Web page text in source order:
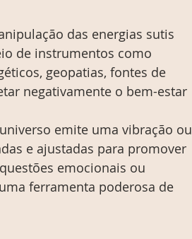
das energias sutis
de instrumentos como
geopatias, fontes de
negativamente o bem-estar
emite uma vibração ou
e ajustadas para promover
emocionais ou
ferramenta poderosa de